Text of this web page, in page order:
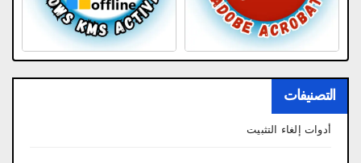
التصنيفات
أدوات إلغاء التثبيت